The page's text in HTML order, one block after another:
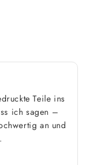
Teile ins
ich sagen –
an und